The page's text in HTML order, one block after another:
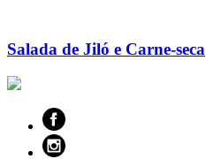
Salada de Jiló e Carne-seca